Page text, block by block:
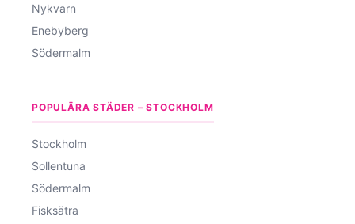
Nykvarn
Enebyberg
Södermalm
POPULÄRA STÄDER – STOCKHOLM
Stockholm
Sollentuna
Södermalm
Fisksätra